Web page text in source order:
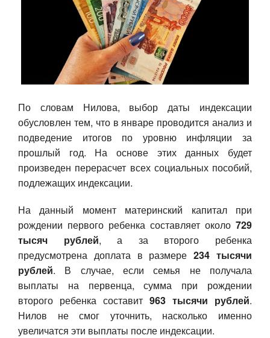
По словам Нилова, выбор даты индексации
обусловлен тем, что в январе проводится анализ и
подведение итогов по уровню инфляции за
прошлый год. На основе этих данных будет
произведен перерасчет всех социальных пособий,
подлежащих индексации.
На данный момент материнский капитал при
рождении первого ребенка составляет около 729
тысяч рублей, а за второго ребенка
предусмотрена доплата в размере234 тысячи
рублей. В случае, если семья не получала
выплаты на первенца, сумма при рождении
второго ребенка составит 963 тысячи рублей.
Нилов не смог уточнить, насколько именно
увеличатся эти выплаты после индексации.